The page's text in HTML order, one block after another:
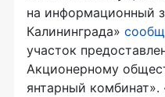
на информационный
Калининграда»
участок
Акционерному
янтарный